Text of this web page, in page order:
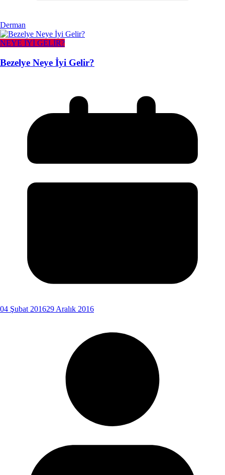
Derman
NEYE İYİ GELİR?
Bezelye Neye İyi Gelir?
04 Şubat 201629 Aralık 2016